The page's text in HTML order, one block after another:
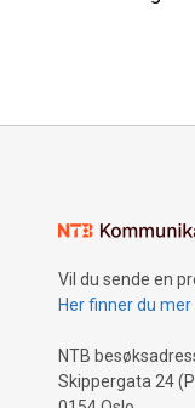
Vil du sende en
Her finner du
NTB
Skippergata 24